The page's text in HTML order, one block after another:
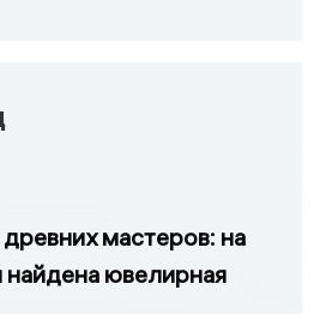
мастеров: на
найдена ювелирная